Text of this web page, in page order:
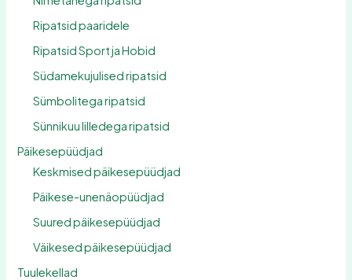
Ripatsid paaridele
Ripatsid Sport ja Hobid
Südamekujulised ripatsid
Sümbolitega ripatsid
Sünnikuu lilledega ripatsid
Päikesepüüdjad
Keskmised päikesepüüdjad
Päikese-unenäopüüdjad
Suured päikesepüüdjad
Väikesed päikesepüüdjad
Tuulekellad